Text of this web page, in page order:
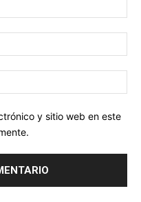
y sitio web en este